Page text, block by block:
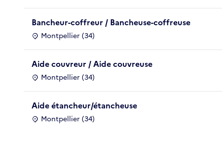
Bancheur-coffreur / Bancheuse-coffreuse
Montpellier (34)
Aide couvreur / Aide couvreuse
Montpellier (34)
Aide étancheur/étancheuse
Montpellier (34)